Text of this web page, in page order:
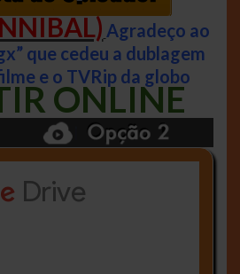
Agradeço ao
que cedeu a dublagem
e o TVRip da globo
ONLINE